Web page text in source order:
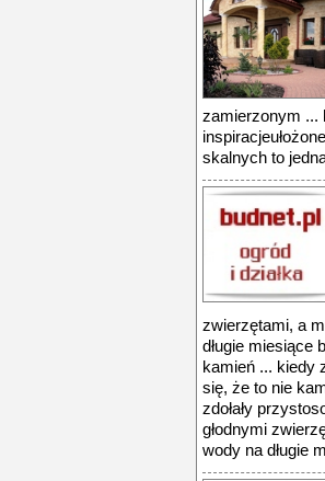
zamierzonym ...
skalnych to
zwierzętami, a
długie miesiące
kamień ... kiedy
się, że to nie
zdołały
głodnymi
wody na długie